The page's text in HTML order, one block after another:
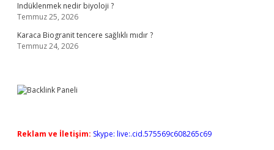
Indüklenmek nedir biyoloji ?
Temmuz 25, 2026
Karaca Biogranit tencere sağlıklı mıdır ?
Temmuz 24, 2026
Reklam ve İletişim: Skype: live:.cid.575569c608265c69